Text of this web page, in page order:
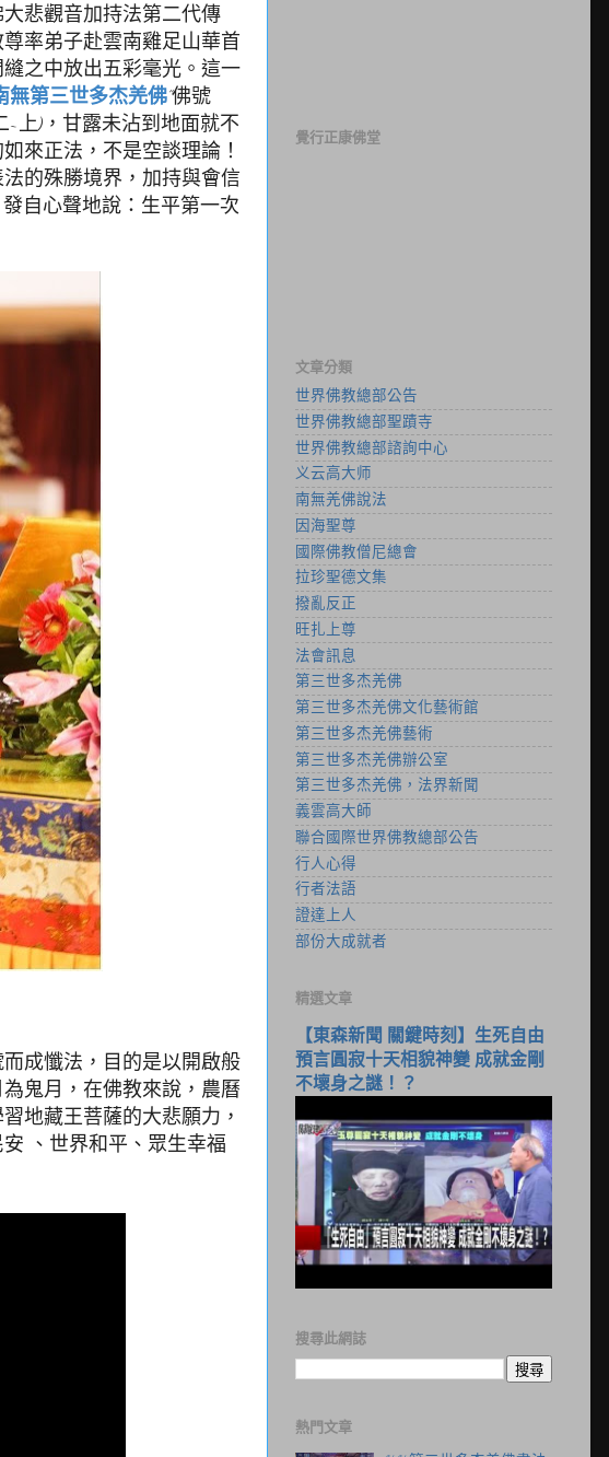
悲觀音加持法第二代傳
率弟子赴雲南雞足山華首
之中放出五彩毫光。這一
無第三世多杰羌佛”佛號
~上)，甘露未沾到地面就不
來正法，不是空談理論！
的殊勝境界，加持與會信
發自心聲地說：生平第一次
成懺法，目的是以開啟般
鬼月，在佛教來說，農曆
地藏王菩薩的大悲願力，
、世界和平、眾生幸福
覺行正康佛堂
文章分類
世界佛教總部公告
世界佛教總部聖蹟寺
世界佛教總部諮詢中心
义云高大师
南無羌佛說法
因海聖尊
國際佛教僧尼總會
拉珍聖德文集
撥亂反正
旺扎上尊
法會訊息
第三世多杰羌佛
第三世多杰羌佛文化藝術館
第三世多杰羌佛藝術
第三世多杰羌佛辦公室
第三世多杰羌佛，法界新聞
義雲高大師
聯合國際世界佛教總部公告
行人心得
行者法語
證達上人
部份大成就者
精選文章
【東森新聞 關鍵時刻】生死自由
預言圓寂十天相貌神變 成就金剛
不壞身之謎！？
搜尋此網誌
熱門文章